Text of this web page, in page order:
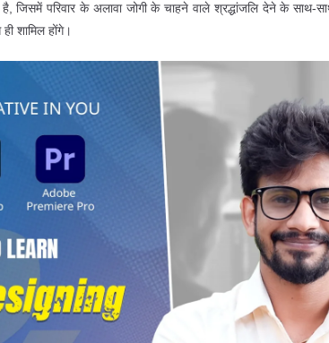
जिसमें परिवार के अलावा जोगी के चाहने वाले श्रद्धांजलि देने के साथ-
शामिल होंगे।